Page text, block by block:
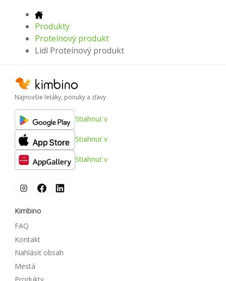
Produkty
Proteínový produkt
Lidl Proteínový produkt
Najnovšie letáky, ponuky a zľavy
Stiahnuť v
Stiahnuť v
Stiahnuť v
Kimbino
FAQ
Kontakt
Nahlásiť obsah
Mestá